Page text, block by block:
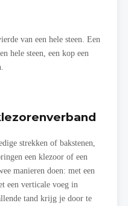
van een hele steen. Een
hele steen, een kop een
strekken of bakstenen,
een klezoor of een
manieren doen: met een
een verticale voeg in
tand krijg je door te